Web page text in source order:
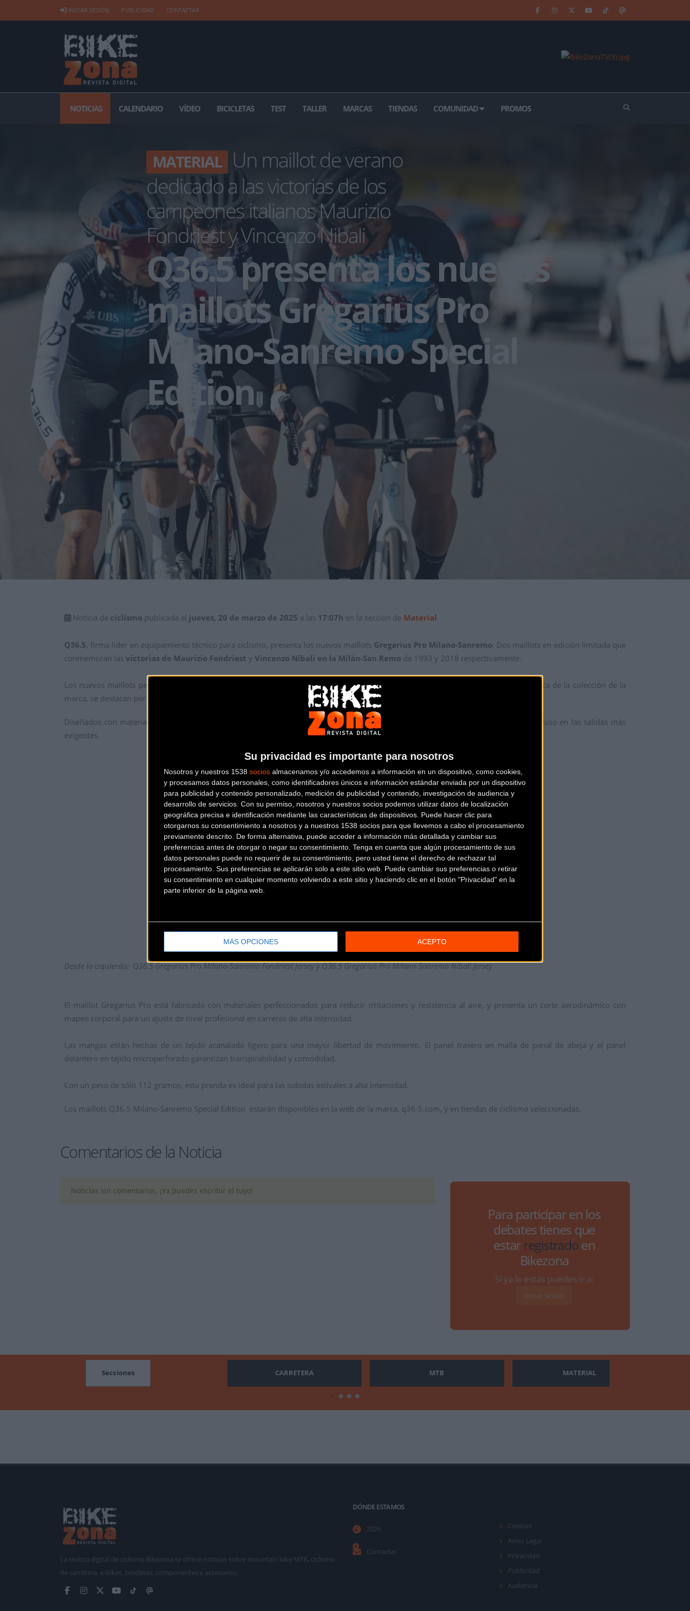
Su privacidad es importante para nosotros
Nosotros y nuestros 1538 socios almacenamos y/o accedemos a información en un dispositivo, como cookies,
y procesamos datos personales, como identificadores únicos e información estándar enviada por un dispositivo
para publicidad y contenido personalizado, medición de publicidad y contenido, investigación de audiencia y
desarrollo de servicios. Con su permiso, nosotros y nuestros socios podemos utilizar datos de localización
geográfica precisa e identificación mediante las características de dispositivos. Puede hacer clic para
otorgarnos su consentimiento a nosotros y a nuestros 1538 socios para que llevemos a cabo el procesamiento
previamente descrito. De forma alternativa, puede acceder a información más detallada y cambiar sus
preferencias antes de otorgar o negar su consentimiento. Tenga en cuenta que algún procesamiento de sus
datos personales puede no requerir de su consentimiento, pero usted tiene el derecho de rechazar tal
procesamiento. Sus preferencias se aplicarán solo a este sitio web. Puede cambiar sus preferencias o retirar
su consentimiento en cualquier momento volviendo a este sitio y haciendo clic en el botón "Privacidad" en la
parte inferior de la página web.
MÁS OPCIONES ACEPTO
INICIAR SESIÓN PUBLICIDAD CONTACTAR
NOTICIAS CALENDARIO VÍDEO BICICLETAS TEST TALLER MARCAS TIENDAS COMUNIDAD PROMOS
MATERIAL Un maillot de verano
dedicado a las victorias de los
campeones italianos Maurizio
Fondriest y Vincenzo Nibali
Q36.5 presenta los nuevos
maillots Gregarius Pro
Milano-Sanremo Special
Edition
Noticia de ciclismo publicada el jueves, 20 de marzo de 2025 a las 17:07h en la sección de Material
Q36.5, firma líder en equipamiento técnico para ciclismo, presenta los nuevos maillots Gregarius Pro Milano-Sanremo. Dos maillots en edición limitada que
conmemoran las victorias de Maurizio Fondriest y Vincenzo Nibali en la Milán-San Remo de 1993 y 2018 respectivamente.
Los nuevos maillots personalizados Fondriest Jersey y Nibali Jersey, diseñados a partir del maillot
, prenda emblemática de la colección de la
marca, se destacan por el estampado gráfico de las imágenes de
los dos ciclistas en competición
Diseñados con materiales patentados por la marca, están pensados para ofrecer unalto rendimiento
incluso en las salidas más
exigentes.
Desde la izquierda: Q36.5 Gregarius Pro Milano-Sanremo Fondriest Jerseyy Q36.5 Gregarius Pro Milano-Sanremo Nibali Jersey
El maillot Gregarius Pro está fabricado con materiales perfeccionados para reducir irritaciones y resistencia al aire, y presenta un corte aerodinámico con
mapeo corporal para un ajuste de nivel profesional en carreras de alta intensidad.
Las mangas están hechas de un tejido acanalado ligero para una mayor libertad de movimiento. El panel trasero en malla de panal de abeja y el panel
delantero en tejido microperforado garantizan transpirabilidad y comodidad.
Con un peso de sólo 112 gramos, esta prenda es ideal para las subidas estivales a alta intensidad.
Los maillots Q36.5 Milano-Sanremo Special Edition estarán disponibles en la web de la marca, q36-5.com, y en tiendas de ciclismo seleccionadas.
Comentarios de la Noticia
Noticias sin comentarios. ¡Ya puedes escribir el tuyo!
Para participar en los
debates tienes que
estar registradoen
Bikezona
Si ya lo estás puedes ir a:
Iniciar Sesión
Secciones CARRETERA MTB MATERIAL
La revista digital de ciclismo Bikezona te ofrece noticias sobre mountain bike MTB, ciclismo
de carretera, e-bikes, bicicletas, componentes y accesorios.
DÓNDE ESTAMOS
2026
Contactar
Cookies
Aviso Legal
Privacidad
Publicidad
Audiencia